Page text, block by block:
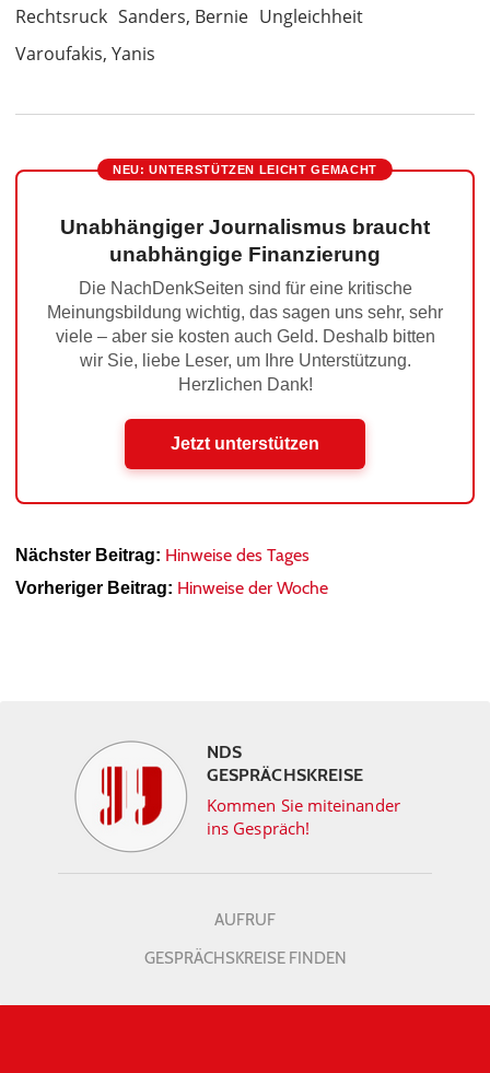
Rechtsruck Sanders, Bernie Ungleichheit
Varoufakis, Yanis
NEU: UNTERSTÜTZEN LEICHT GEMACHT
Unabhängiger Journalismus braucht
unabhängige Finanzierung
Die NachDenkSeiten sind für eine kritische
Meinungsbildung wichtig, das sagen uns sehr, sehr
viele – aber sie kosten auch Geld. Deshalb bitten
wir Sie, liebe Leser, um Ihre Unterstützung.
Herzlichen Dank!
Jetzt unterstützen
Nächster Beitrag: Hinweise des Tages
Vorheriger Beitrag: Hinweise der Woche
NDS
GESPRÄCHSKREISE
Kommen Sie miteinander
ins Gespräch!
AUFRUF
GESPRÄCHSKREISE FINDEN